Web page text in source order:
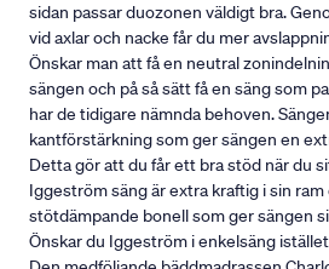
sidan passar duozonen väldigt bra.
vid axlar och nacke får du mer
Önskar man att få en neutral
sängen och på så sätt få en säng som
har de tidigare nämnda behoven.
kantförstärkning som ger sängen en
Detta gör att du får ett bra stöd när du
Iggeström säng är extra kraftig i sin ram
stötdämpande bonell som ger sängen
Önskar du Iggeström i enkelsäng